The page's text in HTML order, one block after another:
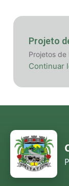
Projeto
Projetos de
Continuar